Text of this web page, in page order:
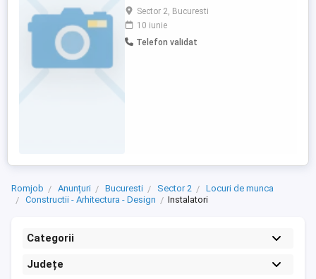
stingere incendiu, ventilatie, muncitori
calificati. Executam proiecte in cladiri de
birouri, amenajari magazine, etc. Nu
lucram in blocuri de locuinte. Oferim
Sector 2, Bucuresti
10 iunie
Telefon validat
Romjob Anunțuri Bucuresti Sector 2
Locuri de munca
Constructii - Arhitectura - Design
Instalatori
Categorii
Județe